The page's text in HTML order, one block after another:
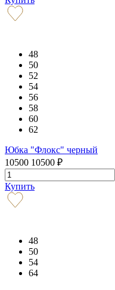
48
50
52
54
56
58
60
62
Юбка "Флокс" черный
10500 10500 ₽
Купить
48
50
54
64